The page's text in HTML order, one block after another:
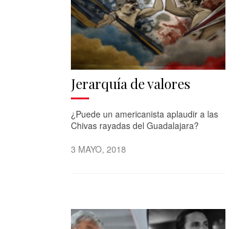
Jerarquía de valores
¿Puede un americanista aplaudir a las
Chivas rayadas del Guadalajara?
3 MAYO, 2018